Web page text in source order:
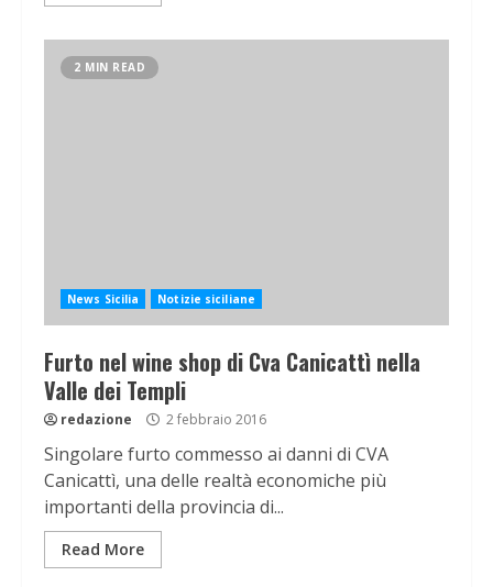
2 MIN READ
News Sicilia Notizie siciliane
Furto nel wine shop di Cva Canicattì nella
Valle dei Templi
redazione 2 febbraio 2016
Singolare furto commesso ai danni di CVA
Canicattì, una delle realtà economiche più
importanti della provincia di...
Read More